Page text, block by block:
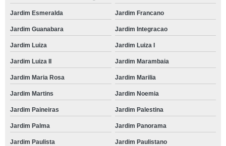
Jardim Esmeralda Jardim Francano
Jardim Guanabara Jardim Integracao
Jardim Luiza Jardim Luiza I
Jardim Luiza II Jardim Marambaia
Jardim Maria Rosa Jardim Marilia
Jardim Martins Jardim Noemia
Jardim Paineiras Jardim Palestina
Jardim Palma Jardim Panorama
Jardim Paulista Jardim Paulistano